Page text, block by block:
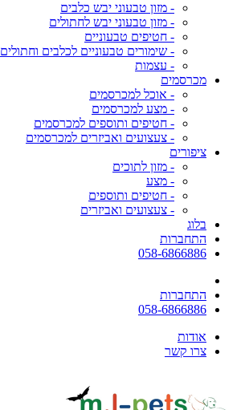
- מזון טבעוני יבש כלבים
- מזון טבעוני יבש לחתולים
- חטיפים טבעוניים
- שימורים טבעוניים לכלבים וחתולים
- עצמות
מכרסמים
- אוכל למכרסמים
- מצע למכרסמים
- חטיפים ותוספים למכרסמים
- צעצועים ואביזרים למכרסמים
ציפורים
- מזון לתוכים
- מצע
- חטיפים ותוספים
- צעצועים ואביזרים
בלוג
התחברות
058-6866886
התחברות
058-6866886
אודות
צרו קשר